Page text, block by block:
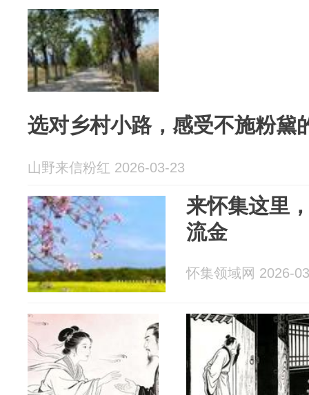
选对乡村小路，感受不施粉黛
山野来信粉红 2026-03-23
来怀集这里
流金
怀集领域网 2026-